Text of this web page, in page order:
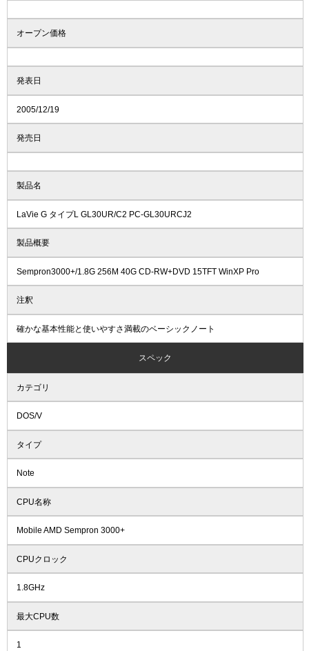
オープン価格
発表日
2005/12/19
発売日
製品名
LaVie G タイプL GL30UR/C2 PC-GL30URCJ2
製品概要
Sempron3000+/1.8G 256M 40G CD-RW+DVD 15TFT WinXP Pro
注釈
確かな基本性能と使いやすさ満載のベーシックノート
スペック
カテゴリ
DOS/V
タイプ
Note
CPU名称
Mobile AMD Sempron 3000+
CPUクロック
1.8GHz
最大CPU数
1